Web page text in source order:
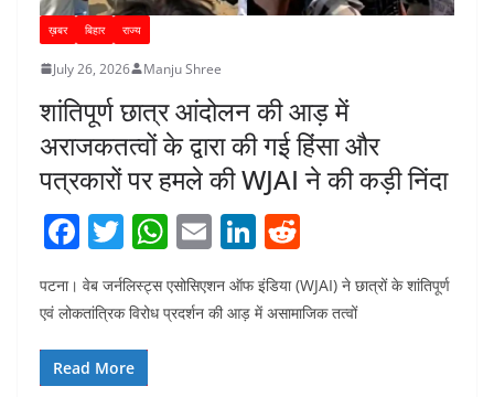
ख़बर बिहार राज्य
July 26, 2026 Manju Shree
शांतिपूर्ण छात्र आंदोलन की आड़ में
अराजकतत्वों के द्वारा की गई हिंसा और
पत्रकारों पर हमले की WJAI ने की कड़ी निंदा
F
a
c
e
b
T
w
itt
er
W
h
at
s
E
m
ai
Li
n
k d
पटना। वेब जर्नलिस्ट्स एसोसिएशन ऑफ इंडिया (WJAI) ने छात्रों के शांतिपूर्ण
एवं लोकतांत्रिक विरोध प्रदर्शन की आड़ में असामाजिक तत्वों
Read More